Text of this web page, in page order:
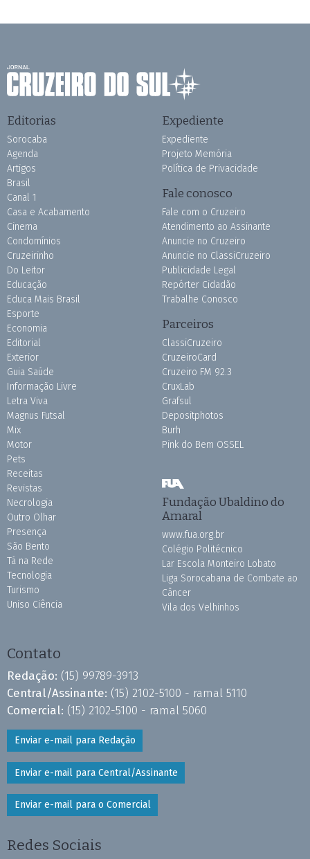
Editorias
Sorocaba
Agenda
Artigos
Brasil
Canal 1
Casa e Acabamento
Cinema
Condomínios
Cruzeirinho
Do Leitor
Educação
Educa Mais Brasil
Esporte
Economia
Editorial
Exterior
Guia Saúde
Informação Livre
Letra Viva
Magnus Futsal
Mix
Motor
Pets
Receitas
Revistas
Necrologia
Outro Olhar
Presença
São Bento
Tá na Rede
Tecnologia
Turismo
Uniso Ciência
Expediente
Expediente
Projeto Memória
Política de Privacidade
Fale conosco
Fale com o Cruzeiro
Atendimento ao Assinante
Anuncie no Cruzeiro
Anuncie no ClassiCruzeiro
Publicidade Legal
Repórter Cidadão
Trabalhe Conosco
Parceiros
ClassiCruzeiro
CruzeiroCard
Cruzeiro FM 92.3
CruxLab
Grafsul
Depositphotos
Burh
Pink do Bem OSSEL
Fundação Ubaldino do
Amaral
www.fua.org.br
Colégio Politécnico
Lar Escola Monteiro Lobato
Liga Sorocabana de Combate ao
Câncer
Vila dos Velhinhos
Contato
Redação: (15) 99789-3913
Central/Assinante: (15) 2102-5100 - ramal 5110
Comercial: (15) 2102-5100 - ramal 5060
Enviar e-mail para Redação
Enviar e-mail para Central/Assinante
Enviar e-mail para o Comercial
Redes Sociais